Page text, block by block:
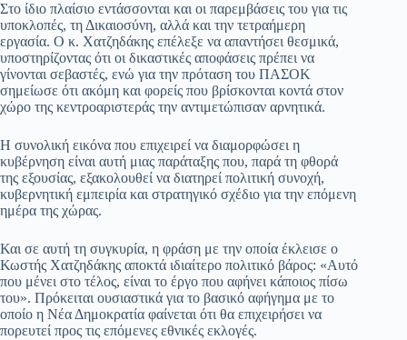
Στο ίδιο πλαίσιο εντάσσονται και οι παρεμβάσεις του για τις
υποκλοπές, τη Δικαιοσύνη, αλλά και την τετραήμερη
εργασία. Ο κ. Χατζηδάκης επέλεξε να απαντήσει θεσμικά,
υποστηρίζοντας ότι οι δικαστικές αποφάσεις πρέπει να
γίνονται σεβαστές, ενώ για την πρόταση του ΠΑΣΟΚ
σημείωσε ότι ακόμη και φορείς που βρίσκονται κοντά στον
χώρο της κεντροαριστεράς την αντιμετώπισαν αρνητικά.
Η συνολική εικόνα που επιχειρεί να διαμορφώσει η
κυβέρνηση είναι αυτή μιας παράταξης που, παρά τη φθορά
της εξουσίας, εξακολουθεί να διατηρεί πολιτική συνοχή,
κυβερνητική εμπειρία και στρατηγικό σχέδιο για την επόμενη
ημέρα της χώρας.
Και σε αυτή τη συγκυρία, η φράση με την οποία έκλεισε ο
Κωστής Χατζηδάκης αποκτά ιδιαίτερο πολιτικό βάρος: «Αυτό
που μένει στο τέλος, είναι το έργο που αφήνει κάποιος πίσω
του». Πρόκειται ουσιαστικά για το βασικό αφήγημα με το
οποίο η Νέα Δημοκρατία φαίνεται ότι θα επιχειρήσει να
πορευτεί προς τις επόμενες εθνικές εκλογές.